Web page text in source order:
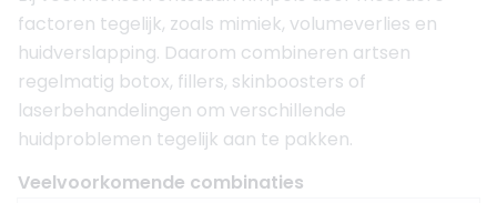
factoren tegelijk, zoals mimiek, volumeverlies en
huidverslapping. Daarom combineren artsen
regelmatig botox, fillers, skinboosters of
laserbehandelingen om verschillende
huidproblemen tegelijk aan te pakken.
Veelvoorkomende combinaties